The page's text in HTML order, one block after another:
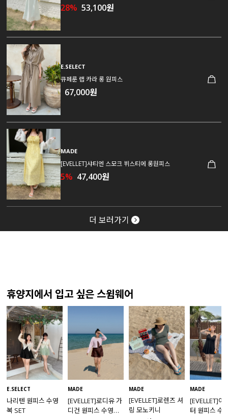
28% 53,100원
E.SELECT
큐페룬 랩 카라 롱 원피스
67,000원
MADE
[EVELLET]샤티엔 스모크 뷔스티에 롱원피스
5% 47,400원
더 보러가기
휴양지에서 입고 싶은 스윔웨어
E.SELECT
나리텐 원피스 수영
복 SET
MADE
[EVELLET]로디유 가
디건 원피스 수영복
MADE
[EVELLET]로렌즈 셔
링 모노키니
MADE
[EVELLET]아
터 원피스 수